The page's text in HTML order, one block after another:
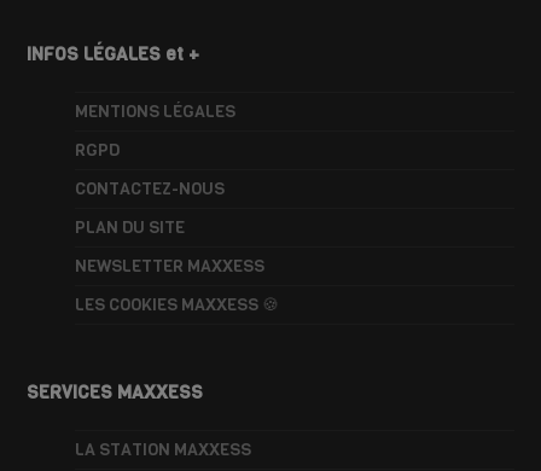
INFOS LÉGALES et +
MENTIONS LÉGALES
RGPD
CONTACTEZ-NOUS
PLAN DU SITE
NEWSLETTER MAXXESS
LES COOKIES MAXXESS 🍪
SERVICES MAXXESS
LA STATION MAXXESS